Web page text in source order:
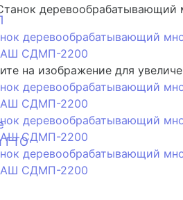
ГТО
на изображение для